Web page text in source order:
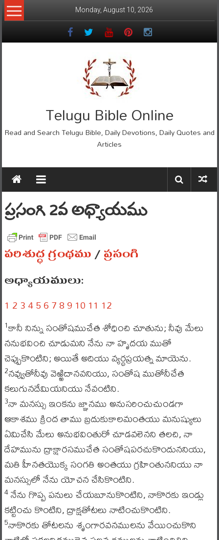
Skip
to
Monday, August 10, 2026
Telugu Bible Online
Read and Search Telugu Bible, Daily Devotions, Daily Quotes and
Articles
ప్రసంగి 2వ అధ్యాయము
పరిశుద్ధ గ్రంథము/ప్రసంగి
అధ్యాయములు:
1 23456789 10 11 12
1కానీ నిన్ను సంతోషముచేత శోధించి చూతును; నీవు మేలు
ననుభవించి చూడుమని నేను నా హృదయ ముతో
చెప్పుకొంటిని; అయితే అదియు వ్యర్థప్రయత్న మాయెను.
2నవ్వుతోనీవు వెఱ్ఱిదానవనియు, సంతోష ముతోనీచేత
కలుగునదేమియనియు నేవంటిని.
3నా మనస్సు ఇంకను జ్ఞానము అనుసరించుచుండగా
ఆకాశము క్రింద తాము బ్రదుకుకాలమంతయు మనుష్యులు
ఏమిచేసి మేలు అనుభవింతురో చూడవలెనని తలచి, నా
దేహమును ద్రాక్షారసముచేత సంతోషపరచుకొందుననియు,
మతి హీనతయొక్క సంగతి అంతయు గ్రహింతుననియు నా
మనస్సులో నేను యోచన చేసికొంటిని.
4నేను గొప్ప పనులు చేయబూనుకొంటిని, నాకొరకు ఇండ్లు
కట్టించు కొంటిని, ద్రాక్షతోటలు నాటించుకొంటిని.
5నాకొరకు తోటలను శృంగారవనములను వేయించుకొని